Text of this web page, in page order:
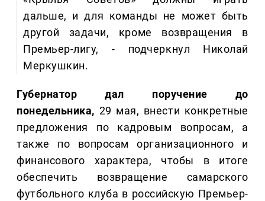
дальше, и для команды не может быть
другой задачи, кроме возвращения в
Премьер-лигу, - подчеркнул Николай
Меркушкин.
Губернатор дал поручение до
понедельника, 29 мая, внести конкретные
предложения по кадровым вопросам, а
также по вопросам организационного и
финансового характера, чтобы в итоге
обеспечить возвращение самарского
футбольного клуба в российскую Премьер-